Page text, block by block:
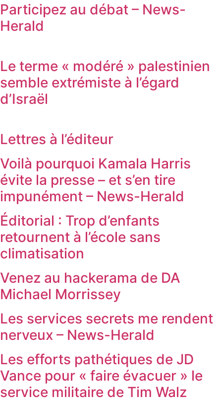
Participez au débat – News-
Herald
Le terme « modéré » palestinien
semble extrémiste à l’égard
d’Israël
Lettres à l’éditeur
Voilà pourquoi Kamala Harris
évite la presse – et s’en tire
impunément – ​​News-Herald
Éditorial : Trop d’enfants
retournent à l’école sans
climatisation
Venez au hackerama de DA
Michael Morrissey
Les services secrets me rendent
nerveux – News-Herald
Les efforts pathétiques de JD
Vance pour « faire évacuer » le
service militaire de Tim Walz